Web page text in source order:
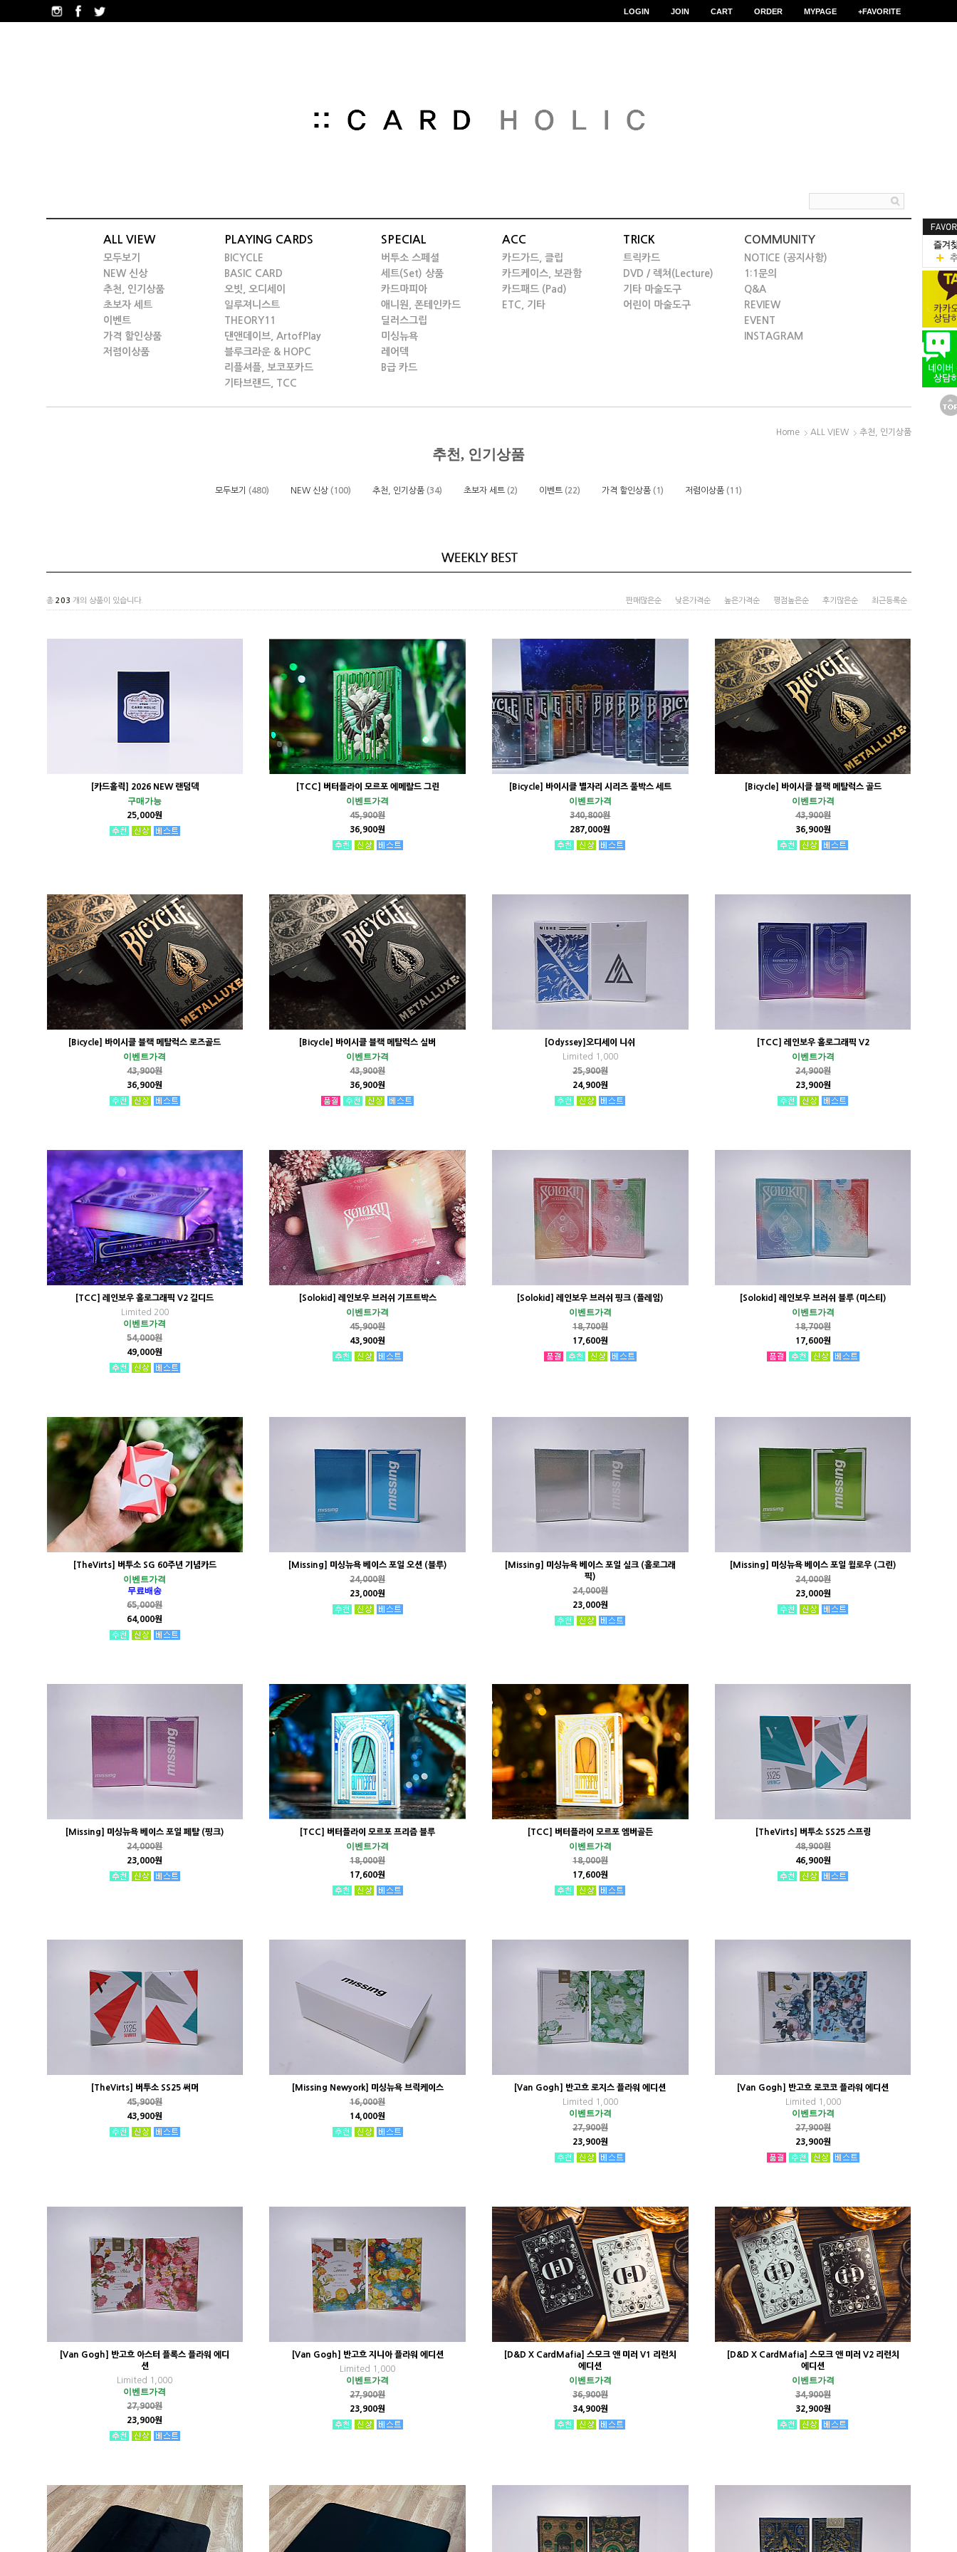
LOGIN JOIN CART ORDER MYPAGE +FAVORITE
ALL VIEW
모두보기
NEW 신상
추천, 인기상품
초보자 세트
이벤트
가격 할인상품
저렴이상품
PLAYING CARDS
BICYCLE
BASIC CARD
오빗, 오디세이
일루져니스트
THEORY11
댄앤데이브, ArtofPlay
블루크라운 & HOPC
리플셔플, 보코포카드
기타브랜드, TCC
SPECIAL
버투소 스페셜
세트(Set) 상품
카드마피아
애니원, 폰테인카드
딜러스그립
미싱뉴욕
레어덱
B급 카드
ACC
카드가드, 클립
카드케이스, 보관함
카드패드 (Pad)
ETC, 기타
TRICK
트릭카드
DVD / 렉쳐(Lecture)
기타 마술도구
어린이 마술도구
COMMUNITY
NOTICE (공지사항)
1:1문의
Q&A
REVIEW
EVENT
INSTAGRAM
Home ALL VIEW 추천, 인기상품
추천, 인기상품
모두보기 (480) NEW 신상 (100) 추천, 인기상품 (34) 초보자 세트 (2) 이벤트 (22) 가격 할인상품 (1) 저렴이상품 (11)
판매많은순 낮은가격순 높은가격순 평점높은순 후기많은순 최근등록순
총 203 개의 상품이 있습니다.
[카드홀릭] 2026 NEW 랜덤덱
구매가능
25,000원
[TCC] 버터플라이 모르포 에메랄드 그린
이벤트가격
45,900원
36,900원
[Bicycle] 바이시클 별자리 시리즈 풀박스 세트
이벤트가격
340,800원
287,000원
[Bicycle] 바이시클 블랙 메탈럭스 골드
이벤트가격
43,900원
36,900원
[Bicycle] 바이시클 블랙 메탈럭스 로즈골드
이벤트가격
43,900원
36,900원
[Bicycle] 바이시클 블랙 메탈럭스 실버
이벤트가격
43,900원
36,900원
[Odyssey]오디세이 니쉬
Limited 1,000
25,900원
24,900원
[TCC] 레인보우 홀로그래픽 V2
이벤트가격
24,900원
23,900원
[TCC] 레인보우 홀로그래픽 V2 길디드
Limited 200
이벤트가격
54,000원
49,000원
[Solokid] 레인보우 브러쉬 기프트박스
이벤트가격
45,900원
43,900원
[Solokid] 레인보우 브러쉬 핑크 (플레임)
이벤트가격
18,700원
17,600원
[Solokid] 레인보우 브러쉬 블루 (미스티)
이벤트가격
18,700원
17,600원
[TheVirts] 버투소 SG 60주년 기념카드
이벤트가격
무료배송
65,000원
64,000원
[Missing] 미싱뉴욕 베이스 포일 오션 (블루)
24,000원
23,000원
[Missing] 미싱뉴욕 베이스 포일 실크 (홀로그래
픽)
24,000원
23,000원
[Missing] 미싱뉴욕 베이스 포일 윌로우 (그린)
24,000원
23,000원
[Missing] 미싱뉴욕 베이스 포일 페탈 (핑크)
24,000원
23,000원
[TCC] 버터플라이 모르포 프리즘 블루
이벤트가격
18,000원
17,600원
[TCC] 버터플라이 모르포 엠버골든
이벤트가격
18,000원
17,600원
[TheVirts] 버투소 SS25 스프링
48,900원
46,900원
[TheVirts] 버투소 SS25 써머
45,900원
43,900원
[Missing Newyork] 미싱뉴욕 브릭케이스
16,000원
14,000원
[Van Gogh] 반고흐 로지스 플라워 에디션
Limited 1,000
이벤트가격
27,900원
23,900원
[Van Gogh] 반고흐 로코코 플라워 에디션
Limited 1,000
이벤트가격
27,900원
23,900원
[Van Gogh] 반고흐 아스터 플록스 플라워 에디
션
Limited 1,000
이벤트가격
27,900원
23,900원
[Van Gogh] 반고흐 지니아 플라워 에디션
Limited 1,000
이벤트가격
27,900원
23,900원
[D&D X CardMafia] 스모크 앤 미러 V1 리런치
에디션
이벤트가격
36,900원
34,900원
[D&D X CardMafia] 스모크 앤 미러 V2 리런치
에디션
이벤트가격
34,900원
32,900원